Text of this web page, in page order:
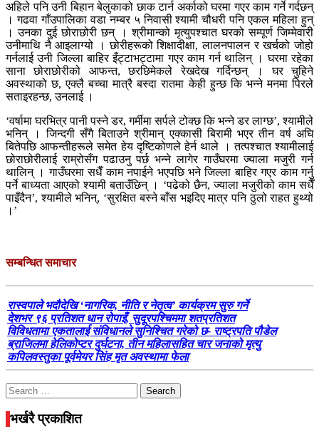
अहिले पनि उनी बिहान बेलुकाको छाक टार्न अर्काको घरमा गएर काम गर्ने गर्दछन्
। गढवा गाँउपालिका वडा नम्बर ५ निवासी श्यामी चौधरी पनि एकल महिला हुन्
। उनका दुई छोराछोरी छन् । श्रीमान्को मृत्युपश्चात घरको सम्पूर्ण जिम्मेवारी
उनीमाथि नै आइलाग्यो । छोरीहरूको शिक्षादीक्षा, लालनपालन र खर्चको जोहो
गर्नलाई उनी जिल्ला बाहिर इँट्टाभट्टामा गएर काम गर्न थालिन् । घरमा रहेका
साना छोराछोरीको आफन्त, छरछिमेकले रेखदेख गर्दिन्छन् । घर चुहिने
अवस्थाको छ, एक्लै बच्चा मात्रै बस्दा रातमा केही हुन्छ कि भन्ने मनमा पिरले
सताइरहन्छ, उनलाई ।
‘वर्षामा घरभित्र पानी पस्ने डर, गर्मीमा सर्पले टोक्छ कि भन्ने डर लाग्छ’, श्यामीले
भनिन् । जिन्दगी सँगै बिताउने श्रीमान् एक्कासी बिरामी भएर तीन वर्ष अघि
बितेपछि आफन्तीहरूले समेत हेय दृष्टिकोणले हेर्न थाले । तत्पश्चात श्यामीलाई
छोराछोरीलाई राम्रोसँग पढाउनु पर्छ भन्ने लागेर गाउँघरमा ज्याला मजुरी गर्न
थालिन् । गाउँघरमा सधैँ काम नपाईने भएपछि भने जिल्ला बाहिर गएर काम गर्नु
पर्ने बाध्यता आएको श्यामी बताउँछिन् । ‘पढेको छैन, ज्याला मजुरीको काम सधैँ
पाइँदैन’, श्यामीले भनिन्, ‘सुरक्षित बस्ने बाँस भइदिए मात्र पनि ठुलो राहत हुथ्यो
।’
सम्बन्धित समाचार
रास्वपाले भदौदेखि ‘नागरिक, नीति र नेतृत्व’ कार्यक्रम सुरु गर्ने
देशभर ९६ प्रतिशत धान रोपाइँ, सुदूरपश्चिममा शतप्रतिशत
विविधतामा एकतालाई संविधानले सुनिश्चित गरेको छ- राष्ट्रपति पौडेल
ब्राजिलमा हेलिकोप्टर दुर्घटना, तीन महिलासहित चार जनाको मृत्यु
कपिलवस्तुका पूर्वमेयर सिंह मृत अवस्थामा फेला
Search
for:
भर्खरै प्रकाशित